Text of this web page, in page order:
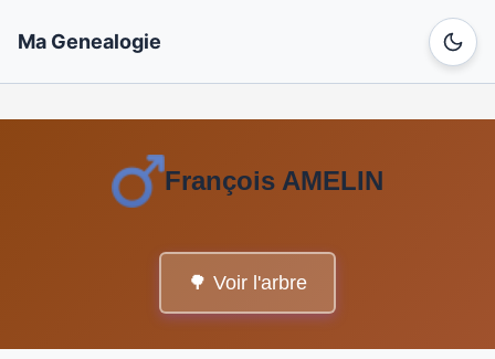
Ma Genealogie
François AMELIN
🌳 Voir l'arbre